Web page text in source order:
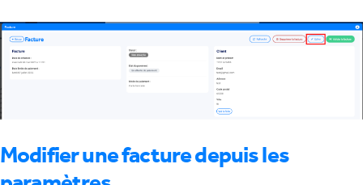
Modifier une facture depuis les